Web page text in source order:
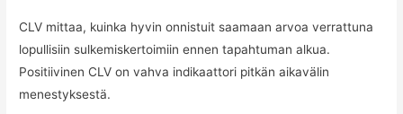
CLV mittaa, kuinka hyvin onnistuit saamaan arvoa verrattuna
lopullisiin sulkemiskertoimiin ennen tapahtuman alkua.
Positiivinen CLV on vahva indikaattori pitkän aikavälin
menestyksestä.